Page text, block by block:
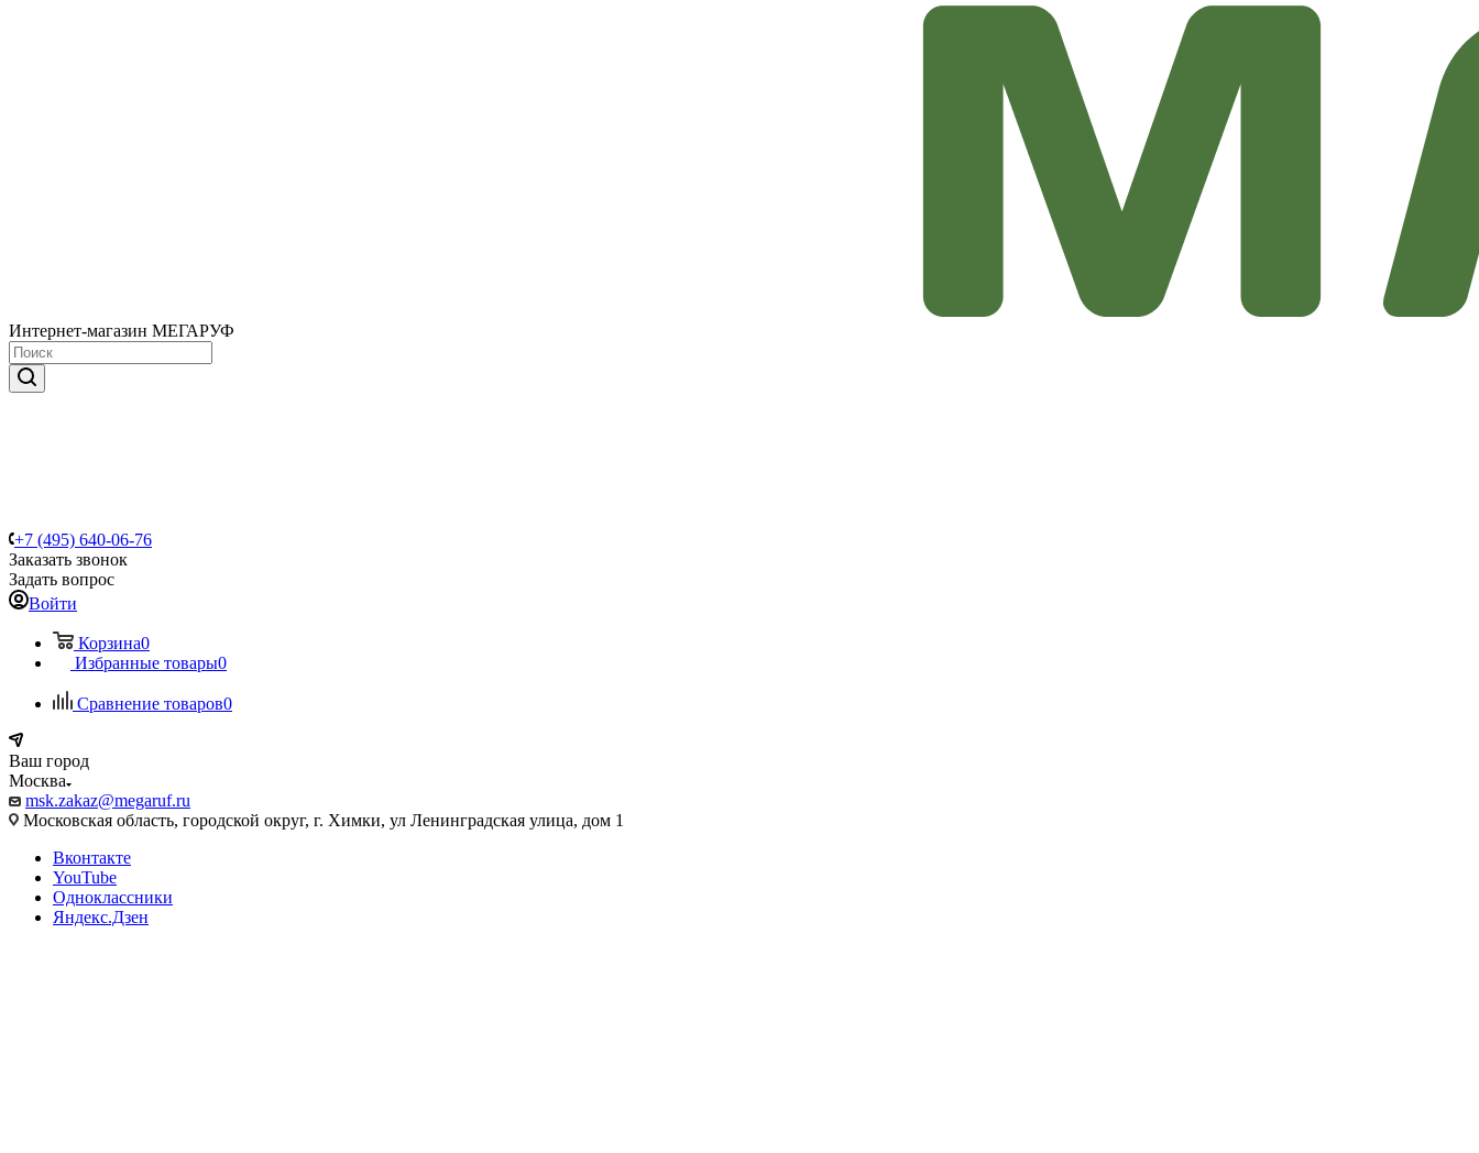
Интернет-магазин МЕГАРУФ
+7 (495) 640-06-76
Заказать звонок
Задать вопрос
Войти
Корзина0
Избранные товары0
Сравнение товаров0
Ваш город
Москва
msk.zakaz@megaruf.ru
Московская область, городской округ, г. Химки, ул Ленинградская улица, дом 1
Вконтакте
YouTube
Одноклассники
Яндекс.Дзен